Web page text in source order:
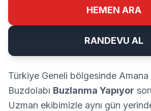
HEMEN ARA
RANDEVU AL
Türkiye Geneli bölgesinde Amana
Buzdolabı Buzlanma Yapıyor
Uzman ekibimizle aynı gün